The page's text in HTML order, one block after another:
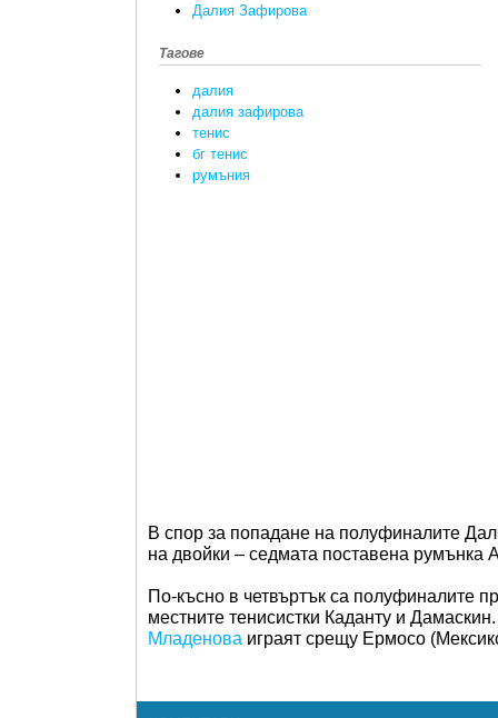
Далия Зафирова
Тагове
далия
далия зафирова
тенис
бг тенис
румъния
В спор за попадане на полуфиналите
на двойки – седмата поставена румънка
По-късно в четвъртък са полуфиналите
местните тенисистки Каданту и
Младенова играят срещу Ермосо